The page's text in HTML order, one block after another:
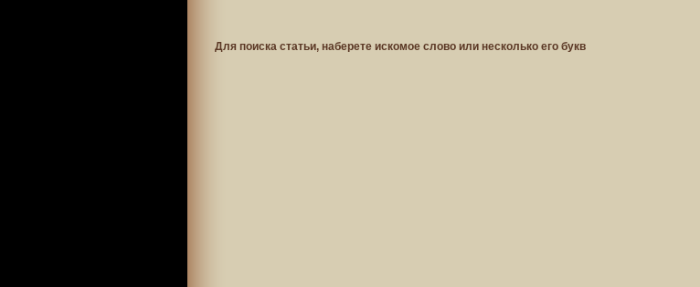
Для поиска статьи, наберете искомое слово или несколько его букв